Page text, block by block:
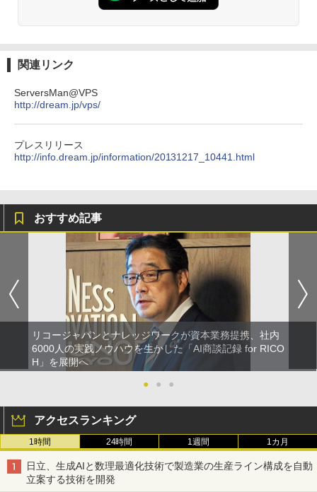
関連リンク
ServersMan@VPS
http://dream.jp/vps/
プレスリリース
http://info.dream.jp/information/20131217_10441.html
おすすめ記事
リコージャパンとナレッジワークが資本業務提携、社内
6000人の実践ノウハウを生かした「AI商談記録 for RICO
H」を展開へ
●
● ●
アクセスランキング
1時間 24時間 1週間 1カ月
日立、生成AIと数理最適化技術で製造業の生産ライン構成を自動
立案する技術を開発